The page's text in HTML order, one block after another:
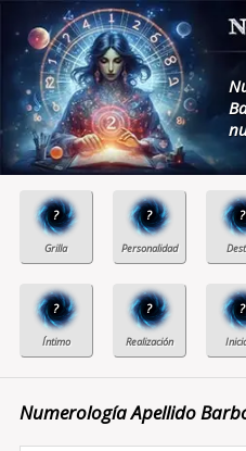
? ? ?
? ? ?
Numerología Apellido